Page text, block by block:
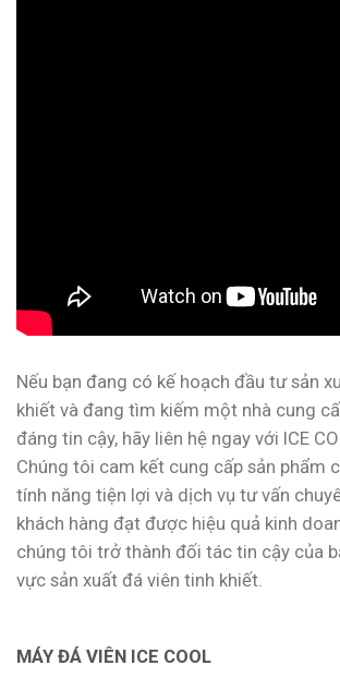
Nếu bạn đang có kế hoạch đầu tư sản
khiết và đang tìm kiếm một nhà cung
đáng tin cậy, hãy liên hệ ngay với ICE
Chúng tôi cam kết cung cấp sản phẩm
tính năng tiện lợi và dịch vụ tư vấn
khách hàng đạt được hiệu quả kinh
chúng tôi trở thành đối tác tin cậy của
vực sản xuất đá viên tinh khiết.
MÁY ĐÁ VIÊN ICE COOL